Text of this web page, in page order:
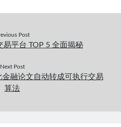
Post
易平台 TOP 5 全面揭秘
Next Post
融论文自动转成可执行交易
算法